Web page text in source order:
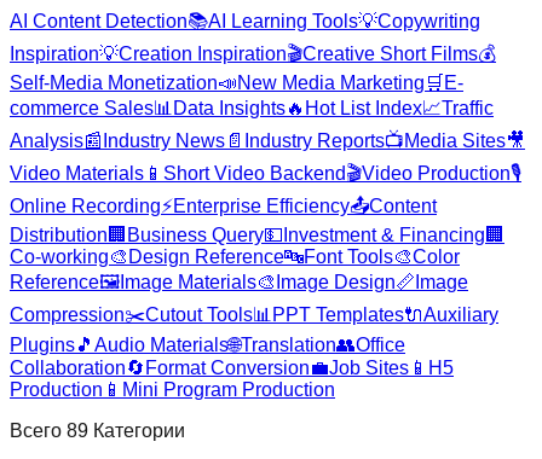
AI Content Detection📚AI Learning Tools💡Copywriting
Inspiration💡Creation Inspiration🎬Creative Short Films💰
Self-Media Monetization📣New Media Marketing 🛒 E-
commerce Sales📊 Data Insights🔥 Hot List Index📈Traffic
Analysis📰 Industry News 📄 Industry Reports📺Media Sites🎥
Video Materials 📱 Short Video Backend🎬Video Production🎙️
Online Recording⚡Enterprise Efficiency📤Content
Distribution 🏢 Business Query💵 Investment & Financing 🏢
Co-working🎨 Design Reference🔤Font Tools🎨Color
Reference🖼️ Image Materials🎨 Image Design📏 Image
Compression✂️Cutout Tools📊 PPT Templates🔌Auxiliary
Plugins🎵 Audio Materials🌐Translation👥Office
Collaboration🔄 Format Conversion💼Job Sites 📱 H5
Production 📱 Mini Program Production
Всего 89 Категории